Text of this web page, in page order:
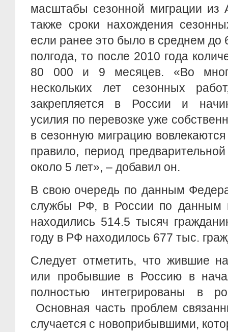
масштабы сезонной миграции
также сроки нахождения
если ранее это было в среднем до
полгода, то после 2010 года
80 000 и 9 месяцев. «Во
нескольких лет сезонных
закрепляется в России и
усилия по перевозке уже
в сезонную миграцию
правило, период
около 5 лет», – добавил он.
В свою очередь по данным
службы РФ, в России по данным
находились 514.5 тысяч
году в РФ находилось 677 тыс.
Следует отметить, что жившие
или пробывшие в Россию в
полностью интегрированы в
Основная часть проблем
случается с новоприбывшими,